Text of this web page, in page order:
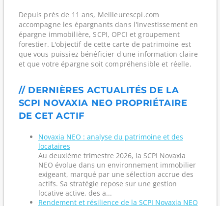
Depuis près de 11 ans, Meilleurescpi.com
accompagne les épargnants dans l'investissement en
épargne immobilière, SCPI, OPCI et groupement
forestier. L'objectif de cette carte de patrimoine est
que vous puissiez bénéficier d'une information claire
et que votre épargne soit compréhensible et réelle.
// DERNIÈRES ACTUALITÉS DE LA
SCPI NOVAXIA NEO PROPRIÉTAIRE
DE CET ACTIF
Novaxia NEO : analyse du patrimoine et des
locataires
Au deuxième trimestre 2026, la SCPI Novaxia
NEO évolue dans un environnement immobilier
exigeant, marqué par une sélection accrue des
actifs. Sa stratégie repose sur une gestion
locative active, des a...
Rendement et résilience de la SCPI Novaxia NEO